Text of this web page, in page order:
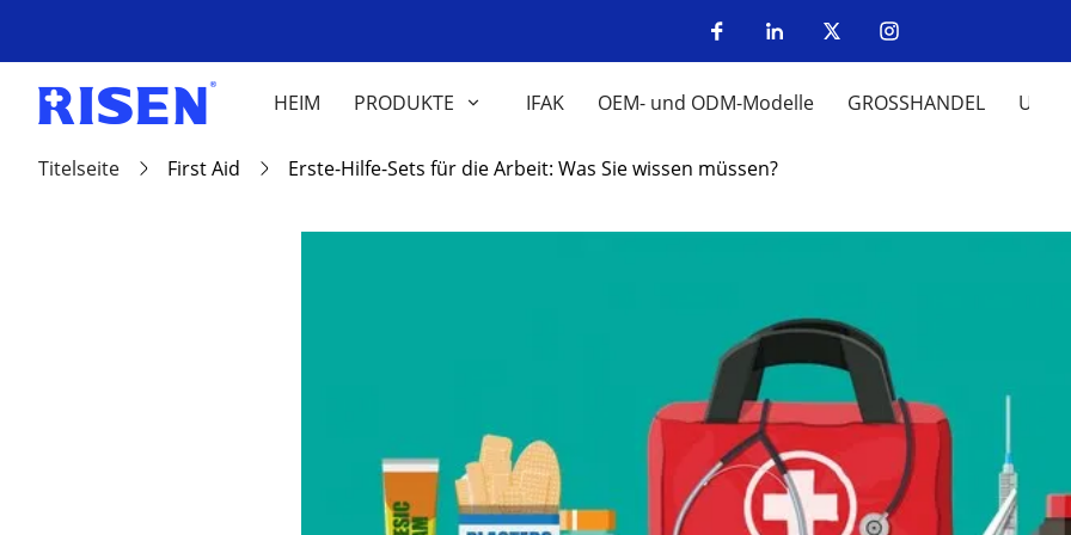
HEIM PRODUKTE IFAK OEM- und ODM-Modelle GROSSHANDEL UM
Titelseite First Aid Erste-Hilfe-Sets für die Arbeit: Was Sie wissen müssen?